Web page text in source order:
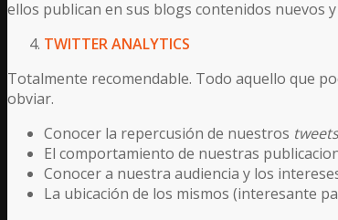
ellos publican en sus blogs contenidos nuevos
TWITTER ANALYTICS
Totalmente recomendable. Todo aquello que
obviar.
Conocer la repercusión de nuestros tweets
El comportamiento de nuestras
Conocer a nuestra audiencia y los
La ubicación de los mismos (interesante